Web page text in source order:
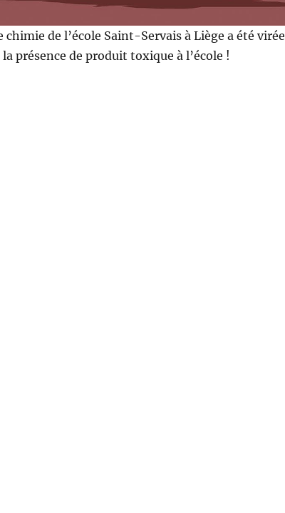
chimie de l’école Saint-Servais à Liège a été virée
présence de produit toxique à l’école !